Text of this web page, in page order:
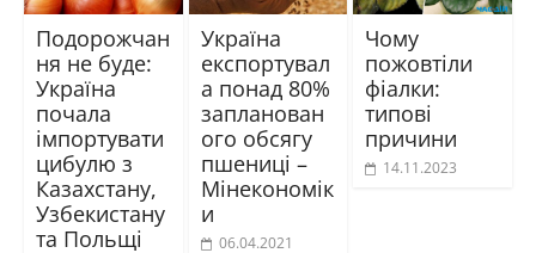
Подорожчан
ня не буде:
Україна
почала
імпортувати
цибулю з
Казахстану,
Узбекистану
та Польщі
Україна
експортувал
а понад 80%
запланован
ого обсягу
пшениці –
Мінекономік
и
06.04.2021
Чому
пожовтіли
фіалки:
типові
причини
14.11.2023